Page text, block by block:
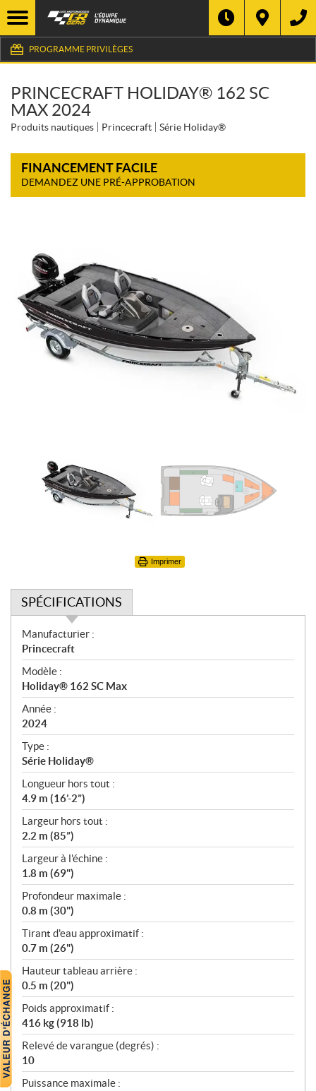
PROGRAMME PRIVILÈGES
PRINCECRAFT HOLIDAY® 162 SC
MAX 2024
Produits nautiques Princecraft Série Holiday®
FINANCEMENT FACILE
DEMANDEZ UNE PRÉ-APPROBATION
Imprimer
SPÉCIFICATIONS
S
p
é
c
i
f
i
c
a
t
i
o
n
s
Manufacturier :
Princecraft
Modèle :
Holiday® 162 SC Max
Année :
2024
Type :
Série Holiday®
Longueur hors tout :
4.9 m (16’-2”)
Largeur hors tout :
2.2 m (85”)
Largeur à l'échine :
1.8 m (69")
Profondeur maximale :
0.8 m (30")
Tirant d'eau approximatif :
0.7 m (26")
Hauteur tableau arrière :
0.5 m (20")
Poids approximatif :
416 kg (918 lb)
Relevé de varangue (degrés) :
10
Puissance maximale :